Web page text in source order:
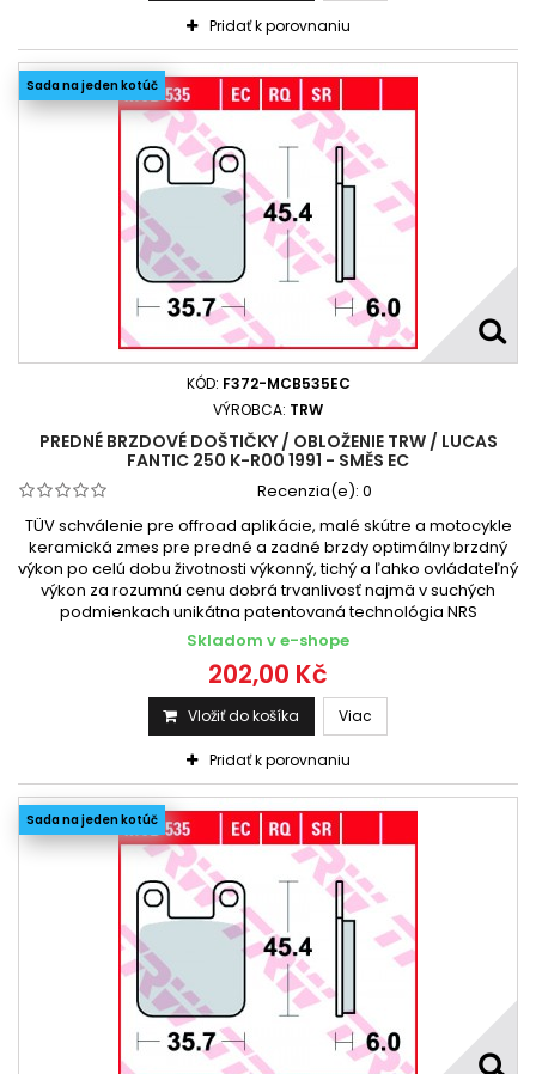
Pridať k porovnaniu
Sada na jeden kotúč
KÓD: F372-MCB535EC
VÝROBCA: TRW
PREDNÉ BRZDOVÉ DOŠTIČKY / OBLOŽENIE TRW / LUCAS
FANTIC 250 K-R00 1991 - SMĚS EC
Recenzia(e): 0
TÜV schválenie pre offroad aplikácie, malé skútre a motocykle
keramická zmes pre predné a zadné brzdy optimálny brzdný
výkon po celú dobu životnosti výkonný, tichý a ľahko ovládateľný
výkon za rozumnú cenu dobrá trvanlivosť najmä v suchých
podmienkach unikátna patentovaná technológia NRS
Skladom v e-shope
202,00 Kč
Vložiť do košíka Viac
Pridať k porovnaniu
Sada na jeden kotúč